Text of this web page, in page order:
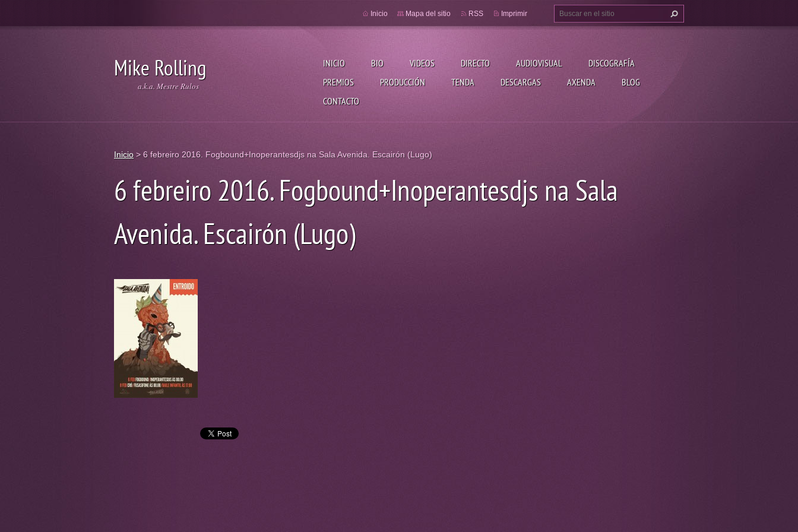
Mike Rolling
a.k.a. Mestre Rulos
INICIO BIO VIDEOS DIRECTO AUDIOVISUAL
DISCOGRAFÍA
PREMIOS
PRODUCCIÓN TENDA DESCARGAS AXENDA
BLOG
CONTACTO
Inicio Mapa del sitio RSS Imprimir
Inicio > 6 febreiro 2016. Fogbound+Inoperantesdjs na Sala Avenida. Escairón (Lugo)
6 febreiro 2016. Fogbound+Inoperantesdjs na Sala
Avenida. Escairón (Lugo)